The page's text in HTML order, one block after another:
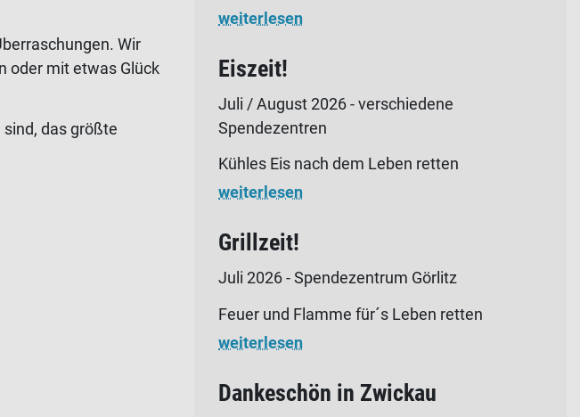
Wir
oder mit etwas Glück
das größte
weiterlesen
Eiszeit!
Juli / August 2026 - verschiedene
Spendezentren
Kühles Eis nach dem Leben retten
weiterlesen
Grillzeit!
Juli 2026 - Spendezentrum Görlitz
Feuer und Flamme für´s Leben retten
weiterlesen
Dankeschön in Zwickau